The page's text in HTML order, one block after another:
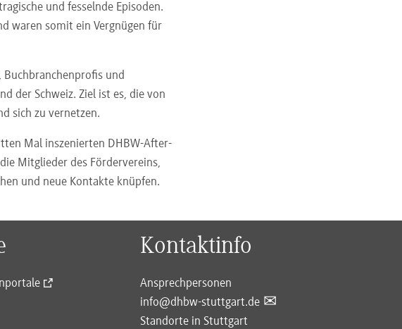
und fesselnde Episoden.
waren somit ein Vergnügen für
Buchbranchenprofis und
der Schweiz. Ziel ist es, die von
sich zu vernetzen.
Mal inszenierten DHBW-After-
Mitglieder des Fördervereins,
und neue Kontakte knüpfen.
Kontaktinfo
Ansprechpersonen
info@dhbw-stuttgart.de
Standorte in Stuttgart